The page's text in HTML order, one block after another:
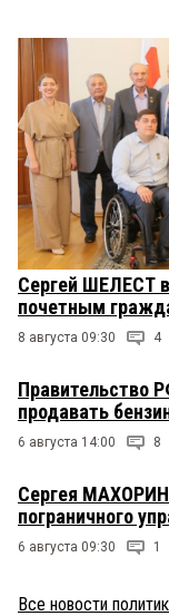
Сергей ШЕЛЕСТ
почетным
8 августа 09:30 4
Правительство
продавать
6 августа 14:00 8
Сергея
пограничного
6 августа 09:30 1
Все новости